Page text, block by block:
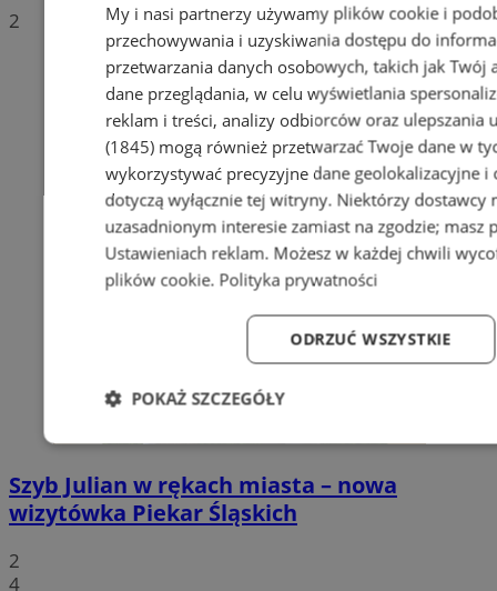
2
Szyb Julian w rękach miasta – nowa
wizytówka Piekar Śląskich
2
4
My i nasi partnerzy używamy plików cookie i
przechowywania i uzyskiwania dostępu do
przetwarzania danych osobowych, takich jak
dane przeglądania, w celu wyświetlania
reklam i treści, analizy odbiorców oraz ulepszania
(1845)mogą również przetwarzać Twoje dane w
wykorzystywać precyzyjne dane geolokalizacyjne
dotyczą wyłącznie tej witryny. Niektórzy dostawcy
uzasadnionym interesie zamiast na zgodzie; masz
Ustawieniach reklam. Możesz w każdej chwili
plików cookie. Polityka prywatności
ODRZUĆ WSZYSTKIE
POKAŻ SZCZEGÓŁY
Niezbędne Wydajność Targetowanie